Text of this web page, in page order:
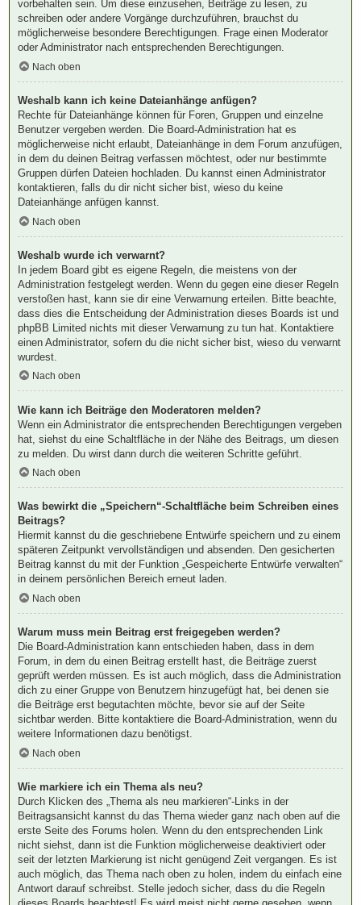
vorbehalten sein. Um diese einzusehen, Beiträge zu lesen, zu
schreiben oder andere Vorgänge durchzuführen, brauchst du
möglicherweise besondere Berechtigungen. Frage einen Moderator
oder Administrator nach entsprechenden Berechtigungen.
Nach oben
Weshalb kann ich keine Dateianhänge anfügen?
Rechte für Dateianhänge können für Foren, Gruppen und einzelne
Benutzer vergeben werden. Die Board-Administration hat es
möglicherweise nicht erlaubt, Dateianhänge in dem Forum anzufügen,
in dem du deinen Beitrag verfassen möchtest, oder nur bestimmte
Gruppen dürfen Dateien hochladen. Du kannst einen Administrator
kontaktieren, falls du dir nicht sicher bist, wieso du keine
Dateianhänge anfügen kannst.
Nach oben
Weshalb wurde ich verwarnt?
In jedem Board gibt es eigene Regeln, die meistens von der
Administration festgelegt werden. Wenn du gegen eine dieser Regeln
verstoßen hast, kann sie dir eine Verwarnung erteilen. Bitte beachte,
dass dies die Entscheidung der Administration dieses Boards ist und
phpBB Limited nichts mit dieser Verwarnung zu tun hat. Kontaktiere
einen Administrator, sofern du die nicht sicher bist, wieso du verwarnt
wurdest.
Nach oben
Wie kann ich Beiträge den Moderatoren melden?
Wenn ein Administrator die entsprechenden Berechtigungen vergeben
hat, siehst du eine Schaltfläche in der Nähe des Beitrags, um diesen
zu melden. Du wirst dann durch die weiteren Schritte geführt.
Nach oben
Was bewirkt die „Speichern“-Schaltfläche beim Schreiben eines
Beitrags?
Hiermit kannst du die geschriebene Entwürfe speichern und zu einem
späteren Zeitpunkt vervollständigen und absenden. Den gesicherten
Beitrag kannst du mit der Funktion „Gespeicherte Entwürfe verwalten“
in deinem persönlichen Bereich erneut laden.
Nach oben
Warum muss mein Beitrag erst freigegeben werden?
Die Board-Administration kann entschieden haben, dass in dem
Forum, in dem du einen Beitrag erstellt hast, die Beiträge zuerst
geprüft werden müssen. Es ist auch möglich, dass die Administration
dich zu einer Gruppe von Benutzern hinzugefügt hat, bei denen sie
die Beiträge erst begutachten möchte, bevor sie auf der Seite
sichtbar werden. Bitte kontaktiere die Board-Administration, wenn du
weitere Informationen dazu benötigst.
Nach oben
Wie markiere ich ein Thema als neu?
Durch Klicken des „Thema als neu markieren“-Links in der
Beitragsansicht kannst du das Thema wieder ganz nach oben auf die
erste Seite des Forums holen. Wenn du den entsprechenden Link
nicht siehst, dann ist die Funktion möglicherweise deaktiviert oder
seit der letzten Markierung ist nicht genügend Zeit vergangen. Es ist
auch möglich, das Thema nach oben zu holen, indem du einfach eine
Antwort darauf schreibst. Stelle jedoch sicher, dass du die Regeln